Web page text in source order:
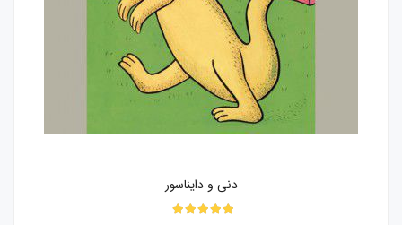
دنی و دایناسور